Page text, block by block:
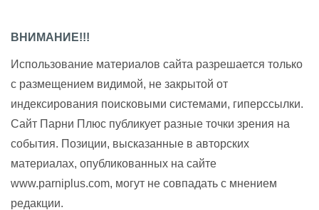
ВНИМАНИЕ!!!
Использование материалов сайта разрешается только
с размещением видимой, не закрытой от
индексирования поисковыми системами, гиперссылки.
Сайт Парни Плюс публикует разные точки зрения на
события. Позиции, высказанные в авторских
материалах, опубликованных на сайте
www.parniplus.com, могут не совпадать с мнением
редакции.